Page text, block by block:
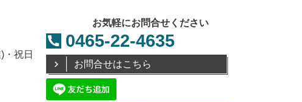
・祝日
お気軽にお問合せください
0465-22-4635
お問合せはこちら